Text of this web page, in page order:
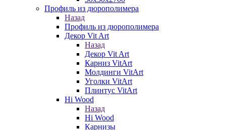
Профиль из дюрополимера
Назад
Профиль из дюрополимера
Декор Vit Art
Назад
Декор Vit Art
Карниз VitArt
Молдинги VitArt
Уголки VitArt
Плинтус VitArt
Hi Wood
Назад
Hi Wood
Карнизы